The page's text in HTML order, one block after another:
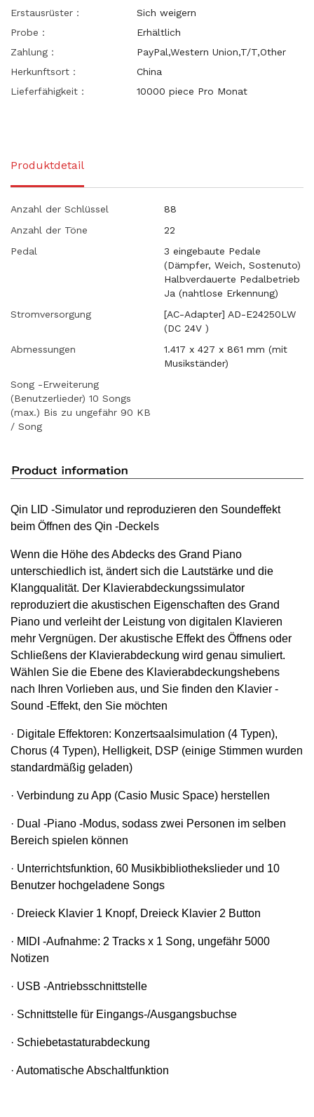
Erstausrüster：
Sich weigern
Probe：
Erhältlich
Zahlung：
PayPal,Western Union,T/T,Other
Herkunftsort：
China
Lieferfähigkeit：
10000 piece Pro Monat
Produktdetail
Anzahl der Schlüssel
88
Anzahl der Töne
22
Pedal
3 eingebaute Pedale
(Dämpfer, Weich, Sostenuto)
Halbverdauerte Pedalbetrieb
Ja (nahtlose Erkennung)
Stromversorgung
[AC-Adapter] AD-E24250LW
(DC 24V )
Abmessungen
1.417 x 427 x 861 mm (mit
Musikständer)
Song -Erweiterung
(Benutzerlieder) 10 Songs
(max.) Bis zu ungefähr 90 KB
/ Song